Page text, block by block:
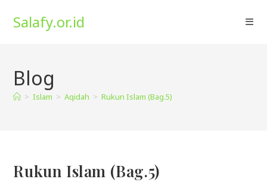
Salafy.or.id
Blog
> Islam > Aqidah > Rukun Islam (Bag.5)
Rukun Islam (Bag.5)